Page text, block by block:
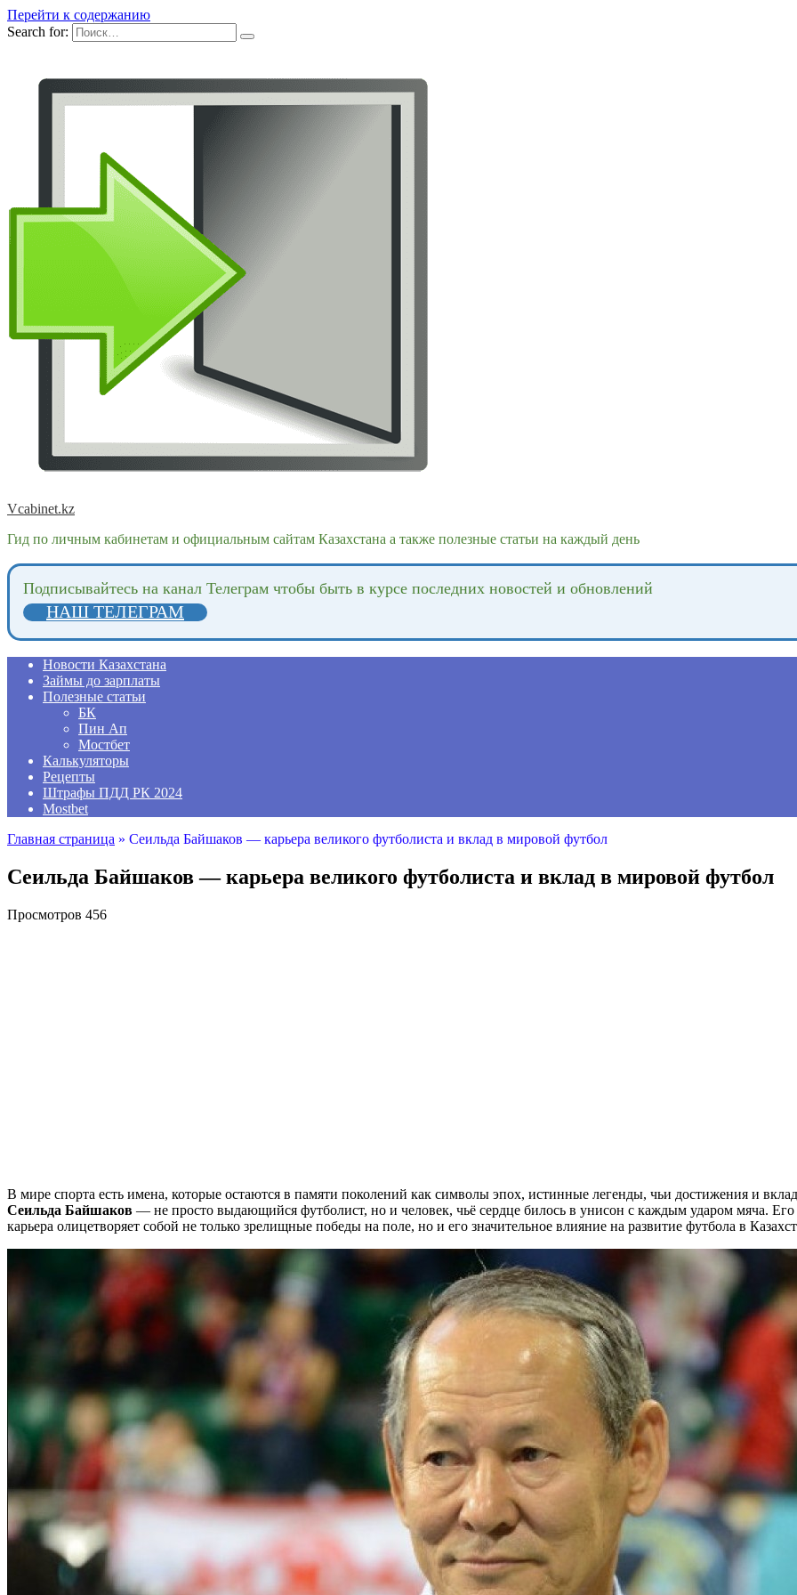
Перейти к содержанию
Search for:
Vcabinet.kz
Гид по личным кабинетам и официальным сайтам Казахстана а также полезные статьи на каждый день
Подпиcывайтесь на канал Телеграм чтобы быть в курсе последних новостей и обновлений
НАШ ТЕЛЕГРАМ
Новости Казахстана
Займы до зарплаты
Полезные статьи
БК
Пин Ап
Мостбет
Калькуляторы
Рецепты
Штрафы ПДД РК 2024
Mostbet
Главная страница » Сеильда Байшаков — карьера великого футболиста и вклад в мировой футбол
Сеильда Байшаков — карьера великого футболиста и вклад в мировой футбол
Просмотров 456
В мире спорта есть имена, которые остаются в памяти поколений как символы эпох, истинные легенды, чьи достижения и
Сеильда Байшаков — не просто выдающийся футболист, но и человек, чьё сердце билось в унисон с каждым ударом мяча. Его
карьера олицетворяет собой не только зрелищные победы на поле, но и его значительное влияние на развитие футбола в